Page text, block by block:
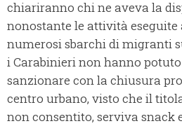
chiariranno chi ne aveva la
nonostante le attività eseguite
numerosi sbarchi di migranti
i Carabinieri non hanno
sanzionare con la chiusura
centro urbano, visto che il
non consentito, serviva snack